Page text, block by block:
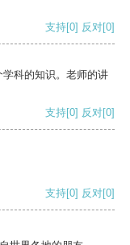
支持[0] 反对[0]
科的知识。老师的讲
支持[0] 反对[0]
支持[0] 反对[0]